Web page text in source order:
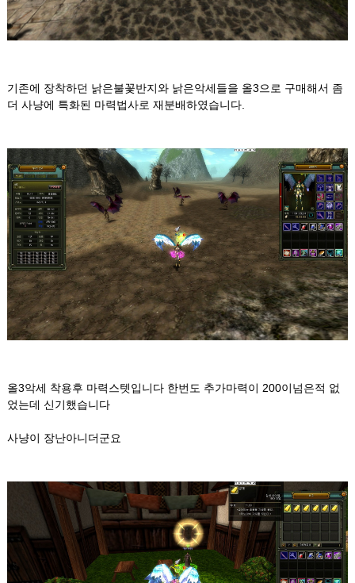
기존에 장착하던 낡은불꽃반지와 낡은악세들을 올3으로 구매해서 좀
더 사냥에 특화된 마력법사로 재분배하였습니다.
올3악세 착용후 마력스텟입니다 한번도 추가마력이 200이넘은적 없
었는데 신기했습니다
사냥이 장난아니더군요